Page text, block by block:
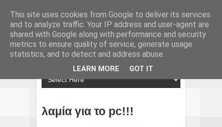
λαμία για το pc!!!
This site uses cookies from Google to deliver its services
and to analyze traffic. Your IP address and user-agent are
shared with Google along with performance and security
metrics to ensure quality of service, generate usage
statistics, and to detect and address abuse.
LEARN MORE GOT IT